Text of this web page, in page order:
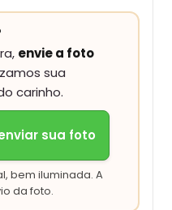
envie a foto
sua
carinho.
sua foto
bem iluminada. A
da foto.